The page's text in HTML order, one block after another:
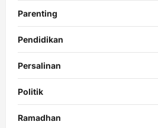
Parenting
Pendidikan
Persalinan
Politik
Ramadhan